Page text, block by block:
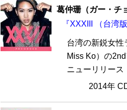
葛仲珊（ガー・チ
『XXXIII （台湾
台湾の新鋭女
Miss Ko）の
ニューリリース
2014年